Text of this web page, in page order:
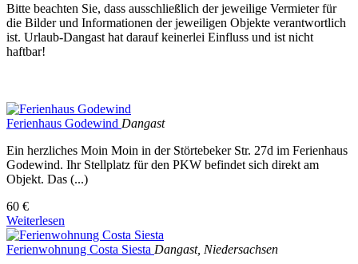
Bitte beachten Sie, dass ausschließlich der jeweilige Vermieter für
die Bilder und Informationen der jeweiligen Objekte verantwortlich
ist. Urlaub-Dangast hat darauf keinerlei Einfluss und ist nicht
haftbar!
Ferienhaus Godewind Dangast
Ein herzliches Moin Moin in der Störtebeker Str. 27d im Ferienhaus
Godewind. Ihr Stellplatz für den PKW befindet sich direkt am
Objekt. Das (...)
60 €
Weiterlesen
Ferienwohnung Costa Siesta Dangast, Niedersachsen